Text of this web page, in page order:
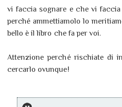
vi faccia sognare e che vi
perché ammettiamolo lo
bello è il libro che fa per voi.
Attenzione perché rischiate di
cercarlo ovunque!